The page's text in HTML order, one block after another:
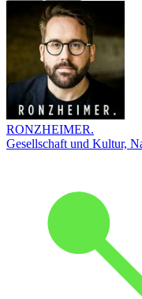
RONZHEIMER.
Gesellschaft und Kultur,